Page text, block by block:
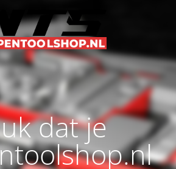
dat je